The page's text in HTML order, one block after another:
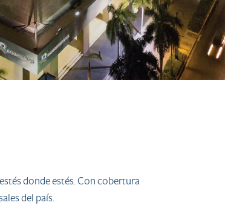
donde estés. Con cobertura
del país.